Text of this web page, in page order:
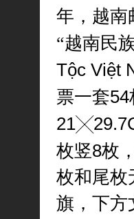
年，越南
“越南民
Tộc Việt
票一套54
21╳
枚竖8枚
枚和尾枚
旗，下方